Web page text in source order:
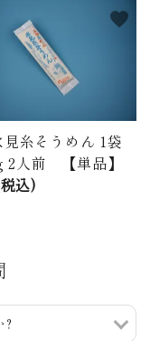
糸そうめん 1袋
2人前 【単品】
込)
favorite